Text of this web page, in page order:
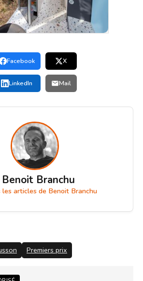
Facebook X
LinkedIn Mail
Benoit Branchu
les articles de Benoit Branchu
Premiers prix